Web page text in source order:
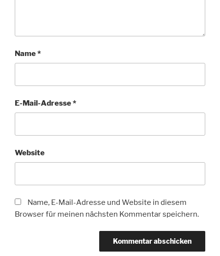
Name*
E-Mail-Adresse*
Website
Name, E-Mail-Adresse und Website in diesem
Browser für meinen nächsten Kommentar speichern.